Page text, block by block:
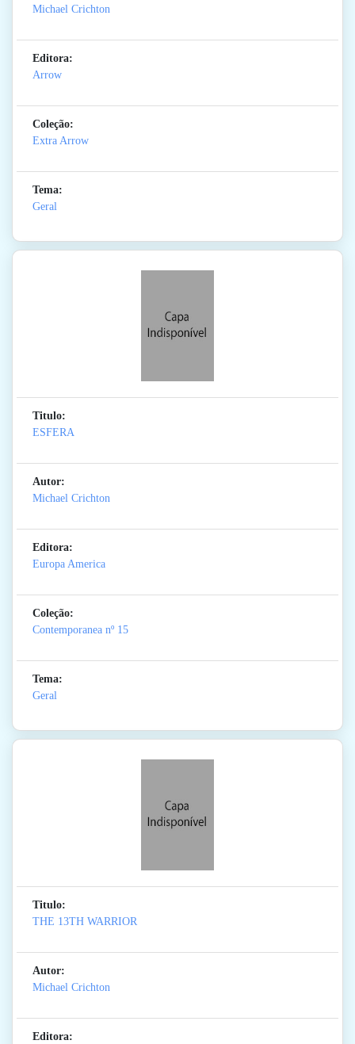
Michael Crichton
Editora:
Arrow
Coleção:
Extra Arrow
Tema:
Geral
Titulo:
ESFERA
Autor:
Michael Crichton
Editora:
Europa America
Coleção:
Contemporanea nº 15
Tema:
Geral
Titulo:
THE 13TH WARRIOR
Autor:
Michael Crichton
Editora: